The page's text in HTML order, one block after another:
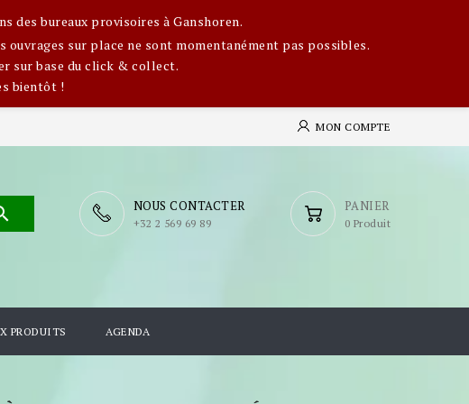
des bureaux provisoires à Ganshoren.
sur place ne sont momentanément pas possibles.
sur base du click & collect.
bientôt !
MON COMPTE
PANIER
0 Produit
NOUS CONTACTER
​+32 2 569 69 89
PRODUITS AGENDA